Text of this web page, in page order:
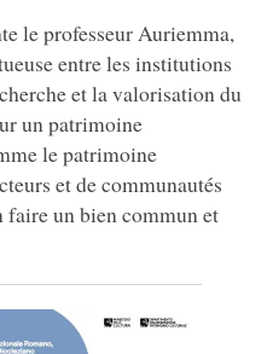
le professeur Auriemma,
entre les institutions
et la valorisation du
un patrimoine
le patrimoine
et de communautés
un bien commun et